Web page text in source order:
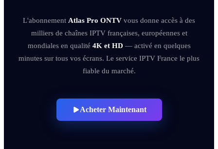
L'abonnement Atlas Pro ONTV vous donne accès à des
milliers de chaînes IPTV françaises, européennes et
mondiales en qualité 4K et HD — activé en quelques
minutes sur tous vos écrans. Le service IPTV France le plus
fiable du marché.
Acheter Maintenant